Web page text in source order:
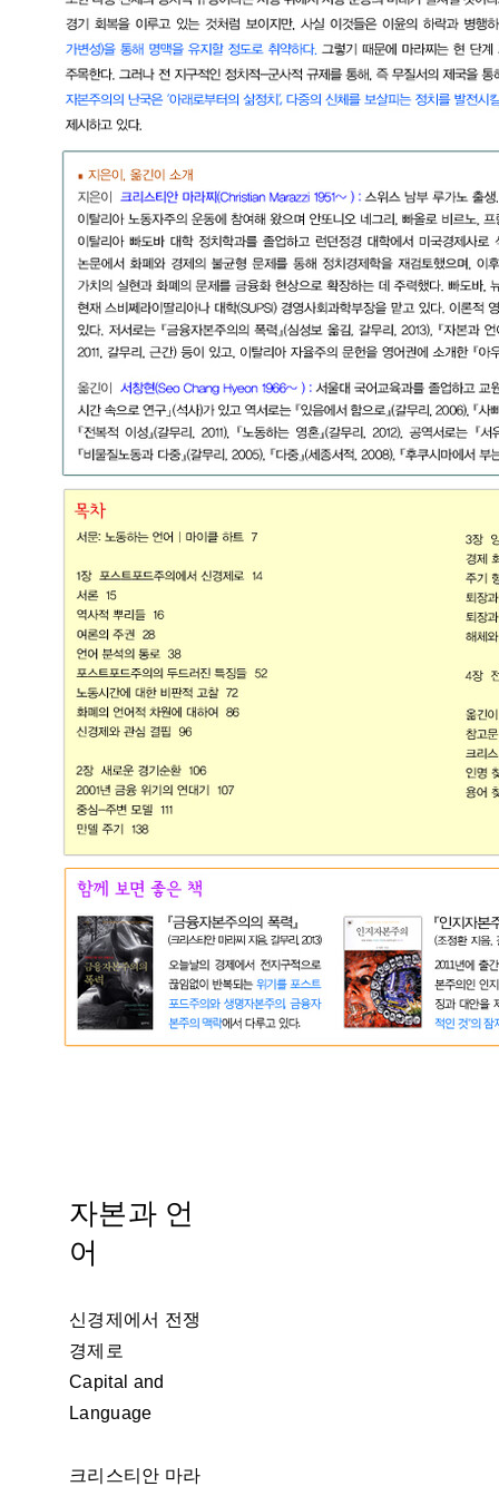
자본과 언
어
신경제에서 전쟁
경제로
Capital and
Language
크리스티안 마라